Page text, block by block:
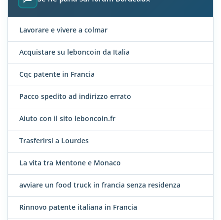
Lavorare e vivere a colmar
Acquistare su leboncoin da Italia
Cqc patente in Francia
Pacco spedito ad indirizzo errato
Aiuto con il sito leboncoin.fr
Trasferirsi a Lourdes
La vita tra Mentone e Monaco
avviare un food truck in francia senza residenza
Rinnovo patente italiana in Francia